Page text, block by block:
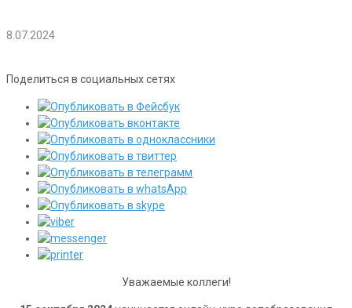
8.07.2024
Поделиться в социальных сетях
Уважаемые коллеги!